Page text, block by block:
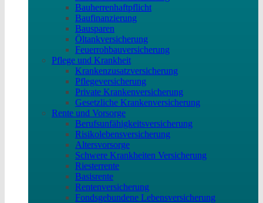
Bauherrenhaftpflicht
Baufinanzierung
Bausparen
Öltankversicherung
Feuerrohbauversicherung
Pflege und Krankheit
Krankenzusatzversicherung
Pflegeversicherung
Private Krankenversicherung
Gesetzliche Krankenversicherung
Rente und Vorsorge
Berufs­unfähigkeitsversicherung
Risikolebensversicherung
Altersvorsorge
Schwere Krankheiten Versicherung
Riesterrente
Basisrente
Rentenversicherung
Fondsgebundene Lebensversicherung